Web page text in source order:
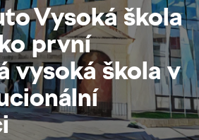
VYHLEDAT
Vysoká škola
první
vysoká škola v